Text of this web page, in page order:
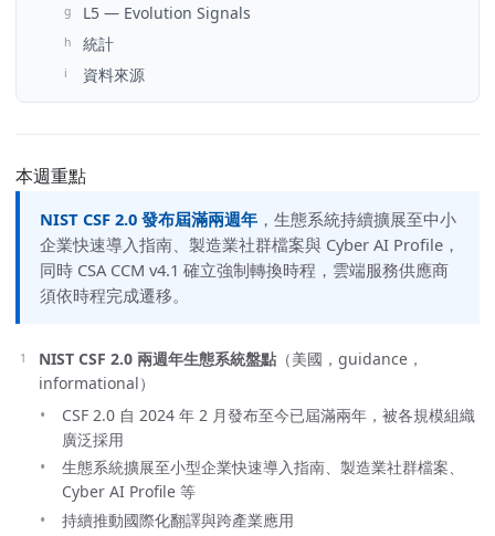
L5 — Evolution Signals
統計
資料來源
本週重點
NIST CSF 2.0 發布屆滿兩週年，生態系統持續擴展至中小
企業快速導入指南、製造業社群檔案與 Cyber AI Profile，
同時 CSA CCM v4.1 確立強制轉換時程，雲端服務供應商
須依時程完成遷移。
NIST CSF 2.0 兩週年生態系統盤點 （美國，guidance，
informational）
CSF 2.0 自 2024 年 2 月發布至今已屆滿兩年，被各規模組織
廣泛採用
生態系統擴展至小型企業快速導入指南、製造業社群檔案、
Cyber AI Profile 等
持續推動國際化翻譯與跨產業應用